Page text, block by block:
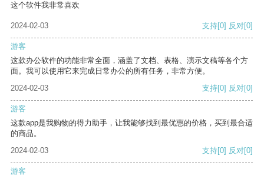
这个软件我非常喜欢
2024-02-03 支持[0] 反对[0]
游客
这款办公软件的功能非常全面，涵盖了文档、表格、演示文稿等各个方
面。我可以使用它来完成日常办公的所有任务，非常方便。
2024-02-03
支持[0] 反对[0]
游客
这款app是我购物的得力助手，让我能够找到最优惠的价格，买到最合适
的商品。
2024-02-03
支持[0] 反对[0]
游客